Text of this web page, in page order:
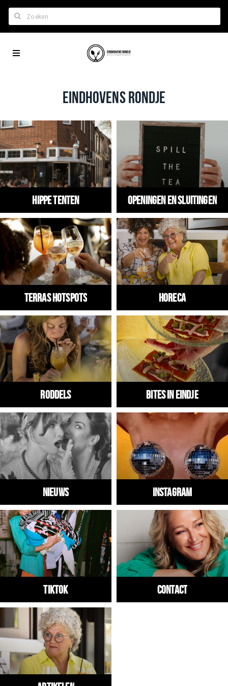
Home
Het laatste nieuws in Eindhoven
Roddels...
Restaurants en meer
Agenda
Hotels
Te koop en te huur
Winkels
Werken
Aanbiedingen
Ook reclame maken?
Over Eindhovens Rondje
Inloggen
City
EINDHOVENS RONDJE
Hippe tenten Openingen en Sluitingen
Terras hotspots HORECA
RODDELS Bites in Eindje
Nieuws Instagram
Tiktok Contact